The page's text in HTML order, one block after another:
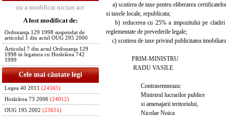
nu a modificat niciun act
A fost modificat de:
Ordonanţa 129 1998 suspendat de
articolul 1 din actul OUG 295 2000
Articolul 7 din actul Ordonanţa 129
1998 in legatura cu Hotărârea 742
1999
Cele mai căutate legi
Legea 40 2011 (24565)
Hotărârea 73 2006 (24012)
OUG 195 2002 (23651)
a) scutirea de taxe pentru eliberarea
si taxele locale, republicata;
b) reducerea cu 25% a impozitului pe cladiri
reglementate de prevederile legale;
c) scutirea de taxe privind publicitatea
PRIM-MINISTRU
RADU VASILE
Contrasemneaza:
Ministrul lucrarilor publice
si amenajarii teritoriului,
Nicolae Noica